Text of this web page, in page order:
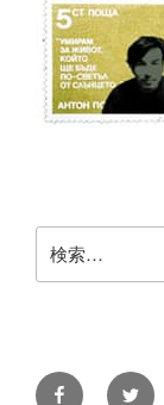
索:
Facebook